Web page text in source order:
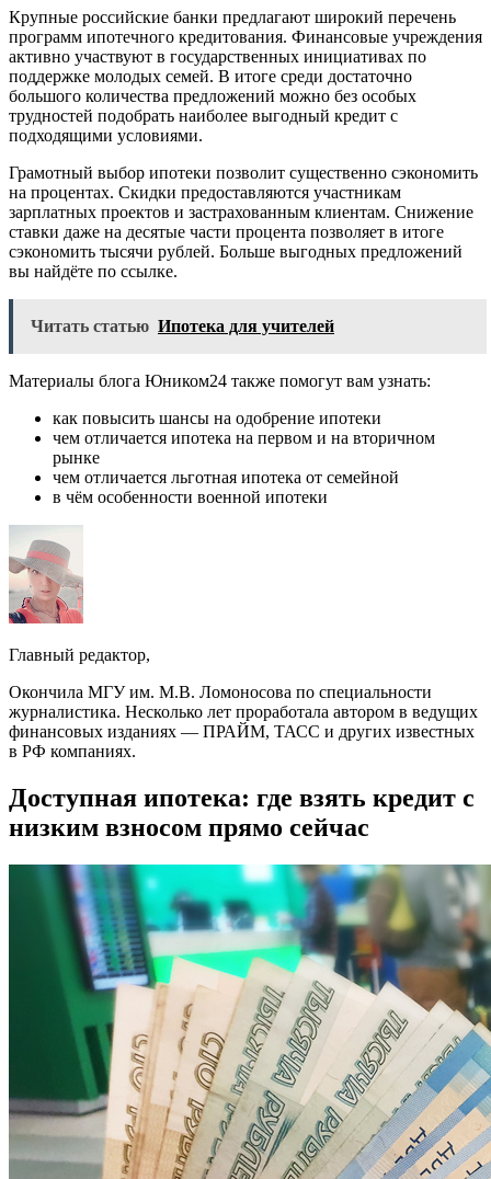
Крупные российские банки предлагают широкий перечень
программ ипотечного кредитования. Финансовые учреждения
активно участвуют в государственных инициативах по
поддержке молодых семей. В итоге среди достаточно
большого количества предложений можно без особых
трудностей подобрать наиболее выгодный кредит с
подходящими условиями.
Грамотный выбор ипотеки позволит существенно сэкономить
на процентах. Скидки предоставляются участникам
зарплатных проектов и застрахованным клиентам. Снижение
ставки даже на десятые части процента позволяет в итоге
сэкономить тысячи рублей. Больше выгодных предложений
вы найдёте по ссылке.
Читать статью Ипотека для учителей
Материалы блога Юником24 также помогут вам узнать:
как повысить шансы на одобрение ипотеки
чем отличается ипотека на первом и на вторичном
рынке
чем отличается льготная ипотека от семейной
в чём особенности военной ипотеки
Главный редактор,
Окончила МГУ им. М.В. Ломоносова по специальности
журналистика. Несколько лет проработала автором в ведущих
финансовых изданиях — ПРАЙМ, ТАСС и других известных
в РФ компаниях.
Доступная ипотека: где взять кредит с
низким взносом прямо сейчас